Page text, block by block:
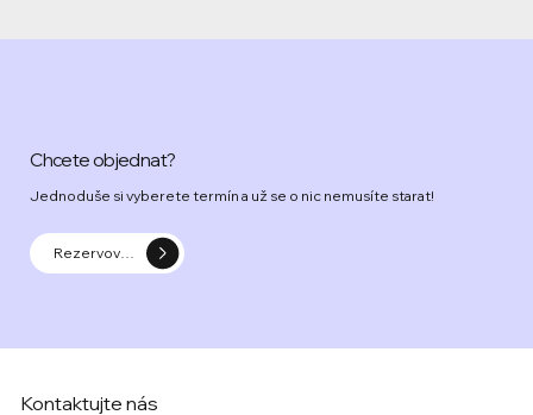
Chcete objednat?
Jednoduše si vyberete termín a už se o nic nemusíte starat!
Kontaktujte nás